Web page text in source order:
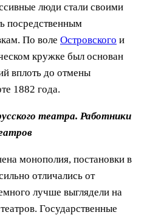
люди стали своими
посредственным
По воле Островского и
кружке был основан
вплоть до отмены
1882 года.
театра. Работники
монополия, постановки в
отличались от
лучше выглядели на
Государственные